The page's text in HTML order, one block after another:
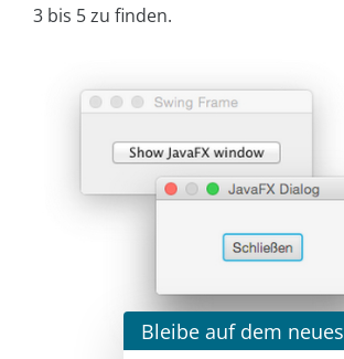
3 bis 5 zu finden.
Bleibe auf dem